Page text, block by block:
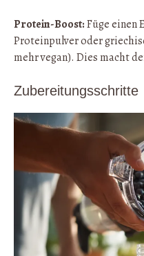
Protein-Boost:Füge einen
Proteinpulver oder
mehr vegan). Dies macht
Zubereitungsschritte